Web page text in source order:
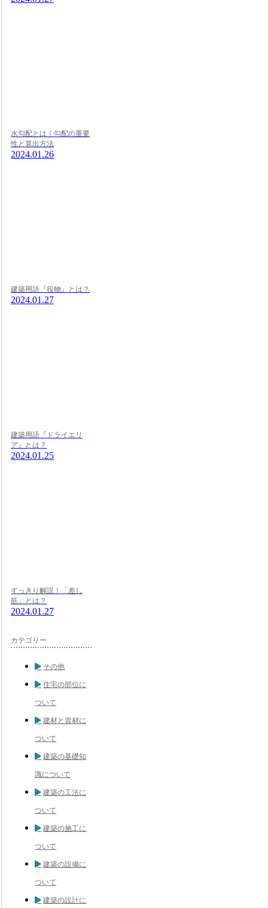
水勾配とは｜勾配の重要
性と算出方法
2024.01.26
建築用語『役物』とは？
2024.01.27
建築用語『ドライエリ
ア』とは？
2024.01.25
すっきり解説！「差し
筋」とは？
2024.01.27
カテゴリー
その他
住宅の部位に
ついて
建材と資材に
ついて
建築の基礎知
識について
建築の工法に
ついて
建築の施工に
ついて
建築の設備に
ついて
建築の設計に